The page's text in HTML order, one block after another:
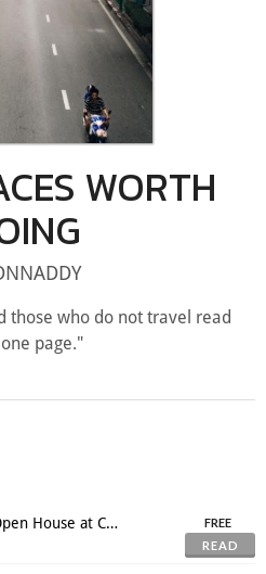
WORTH
those who do not travel read
page."
Bookworms' paradise: Open House at Central Embassy
FREE
READ